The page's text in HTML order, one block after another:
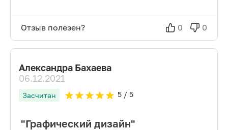
Отзыв полезен? 0 0
Александра Бахаева
06.12.2021
Засчитан 5/ 5
"Графический дизайн"